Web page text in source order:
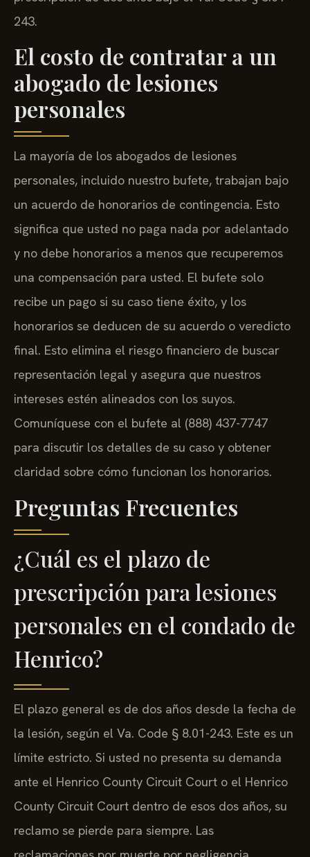
243.
El costo de contratar a un
abogado de lesiones
personales
La mayoría de los abogados de lesiones
personales, incluido nuestro bufete, trabajan bajo
un acuerdo de honorarios de contingencia. Esto
significa que usted no paga nada por adelantado
y no debe honorarios a menos que recuperemos
una compensación para usted. El bufete solo
recibe un pago si su caso tiene éxito, y los
honorarios se deducen de su acuerdo o veredicto
final. Esto elimina el riesgo financiero de buscar
representación legal y asegura que nuestros
intereses estén alineados con los suyos.
Comuníquese con el bufete al (888) 437-7747
para discutir los detalles de su caso y obtener
claridad sobre cómo funcionan los honorarios.
Preguntas Frecuentes
¿Cuál es el plazo de
prescripción para lesiones
personales en el condado de
Henrico?
El plazo general es de dos años desde la fecha de
la lesión, según el Va. Code § 8.01-243. Este es un
límite estricto. Si usted no presenta su demanda
ante el Henrico County Circuit Court o el Henrico
County Circuit Court dentro de esos dos años, su
reclamo se pierde para siempre. Las